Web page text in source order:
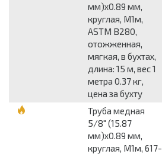
мм)x0.89 мм,
круглая, М1м,
ASTM B280,
отожженная,
мягкая, в бухтах,
длина: 15 м, вес 1
метра 0.37 кг,
цена за бухту
Труба медная
5/8" (15.87
мм)x0.89 мм,
круглая, М1м, 617-